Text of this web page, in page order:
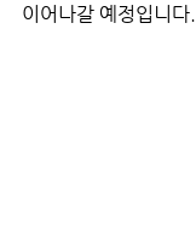
이어나갈 예정입니다.